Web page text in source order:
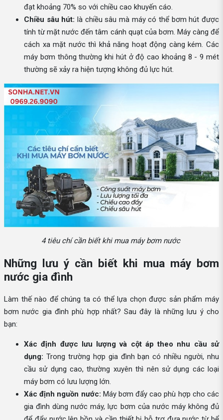
đạt khoảng 70% so với chiều cao khuyến cáo.
Chiều sâu hút: là chiều sâu mà máy có thể bơm hút được
tính từ mặt nước đến tâm cánh quạt của bơm. Máy càng để
cách xa mặt nước thì khả năng hoạt động càng kém. Các
máy bơm thông thường khi hút ở độ cao khoảng 8 - 9 mét
thường sẽ xảy ra hiện tượng không đủ lực hút.
4 tiêu chí cần biết khi mua máy bơm nước
Những lưu ý cần biết khi mua máy bơm
nước gia đình
Làm thế nào để chúng ta có thể lựa chọn được sản phẩm máy
bơm nước gia đình phù hợp nhất? Sau đây là những lưu ý cho
bạn:
Xác định được lưu lượng và cột áp theo nhu cầu sử
dụng: Trong trường hợp gia đình bạn có nhiều người, nhu
cầu sử dụng cao, thường xuyên thì nên sử dụng các loại
máy bơm có lưu lượng lớn.
Xác định nguồn nước: Máy bơm đẩy cao phù hợp cho các
gia đình dùng nước máy, lực bơm của nước máy không đủ